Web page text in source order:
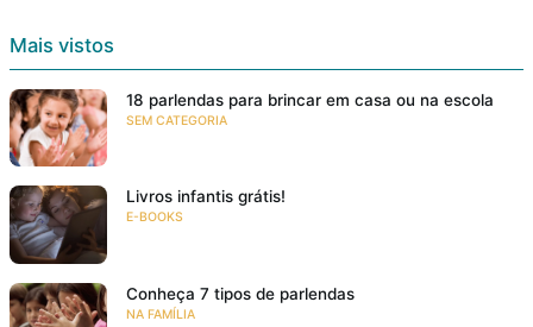
Mais vistos
18 parlendas para brincar em casa ou na escola
SEM CATEGORIA
Livros infantis grátis!
E-BOOKS
Conheça 7 tipos de parlendas
NA FAMÍLIA